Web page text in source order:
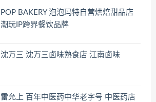
POP BAKERY 泡泡玛特自营烘焙甜品店
潮玩IP跨界餐饮品牌
沈万三 沈万三卤味熟食店 江南卤味
雷允上 百年中医药中华老字号 中医药店